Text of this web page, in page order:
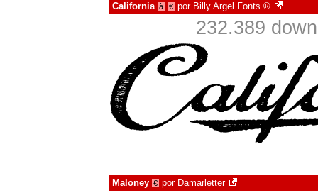
California à € por Billy Argel Fonts ®
232.389
Maloney € por Damarletter